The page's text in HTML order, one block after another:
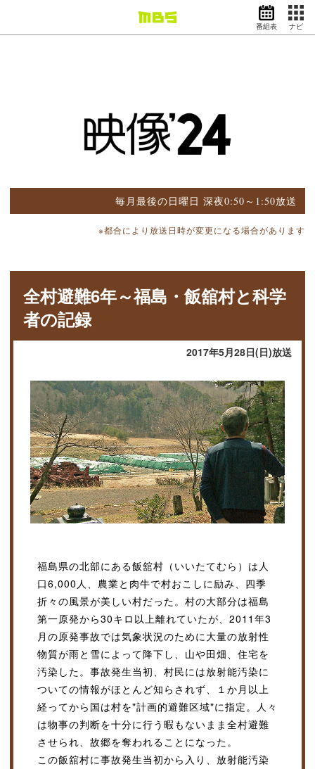
スポーツ
天気・防災 イベント
映画 アナウンサー
EN 検索 番組表
番組表 ナビ
毎月最後の日曜日 深夜0:50～1:50放送
※都合により放送日時が変更になる場合があります
全村避難6年～福島・飯舘村と科学
者の記録
2017年5月28日(日)放送
福島県の北部にある飯舘村（いいたてむら）は人
口6,000人、農業と肉牛で村おこしに励み、四季
折々の風景が美しい村だった。村の大部分は福島
第一原発から30キロ以上離れていたが、2011年3
月の原発事故では気象状況のために大量の放射性
物質が雨と雪によって降下し、山や田畑、住宅を
汚染した。事故発生当初、村民には放射能汚染に
ついての情報がほとんど知らされず、１か月以上
経ってから国は村を"計画的避難区域"に指定。人々
は物事の判断を十分に行う暇もないまま全村避難
させられ、故郷を奪われることになった。
この飯舘村に事故発生当初から入り、放射能汚染